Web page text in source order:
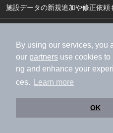
By using our services, you
our partners use cookies
ng and enhance your
ces.
Learn more
OK
施設データの新規追加や修正依頼
加盟店募集（資料請求
利用規約
ライフスタ
特定商取引法に基づく
運営会社